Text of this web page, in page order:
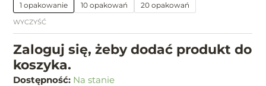
1 opakowanie 10 opakowań 20 opakowań
WYCZYŚĆ
Zaloguj się, żeby dodać produkt do
koszyka.
Dostępność: Na stanie